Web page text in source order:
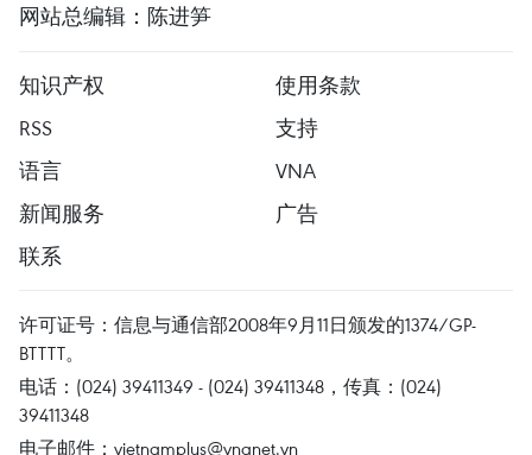
网站总编辑：陈进笋
知识产权
使用条款
RSS
支持
语言
VNA
新闻服务
广告
联系
许可证号：信息与通信部2008年9月11日颁发的1374/GP-
BTTTT。
电话：(024) 39411349 - (024) 39411348，传真：(024)
39411348
电子邮件： vietnamplus@vnanet.vn